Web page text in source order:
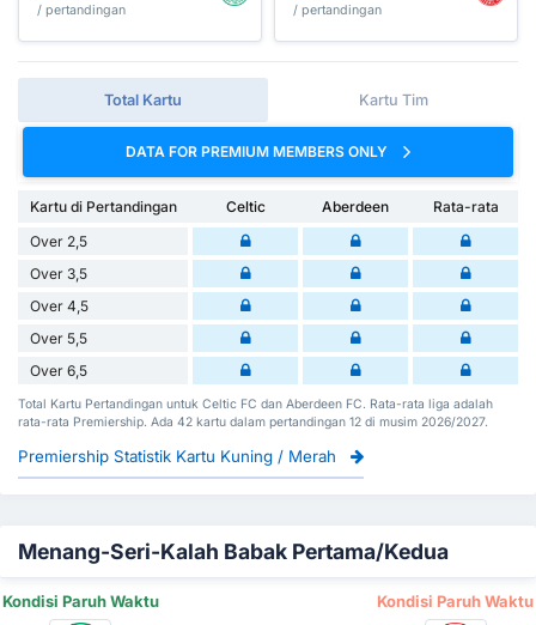
/ pertandingan / pertandingan
Total Kartu Kartu Tim
DATA FOR PREMIUM MEMBERS ONLY
Kartu di Pertandingan Celtic Aberdeen
Rata-rata
Over 2,5
Over 3,5
Over 4,5
Over 5,5
Over 6,5
Total Kartu Pertandingan untuk Celtic FC dan Aberdeen FC. Rata-rata liga adalah
rata-rata Premiership. Ada 42 kartu dalam pertandingan 12 di musim 2026/2027.
Premiership Statistik Kartu Kuning / Merah
Menang-Seri-Kalah Babak Pertama/Kedua
Kondisi Paruh Waktu Kondisi Paruh Waktu